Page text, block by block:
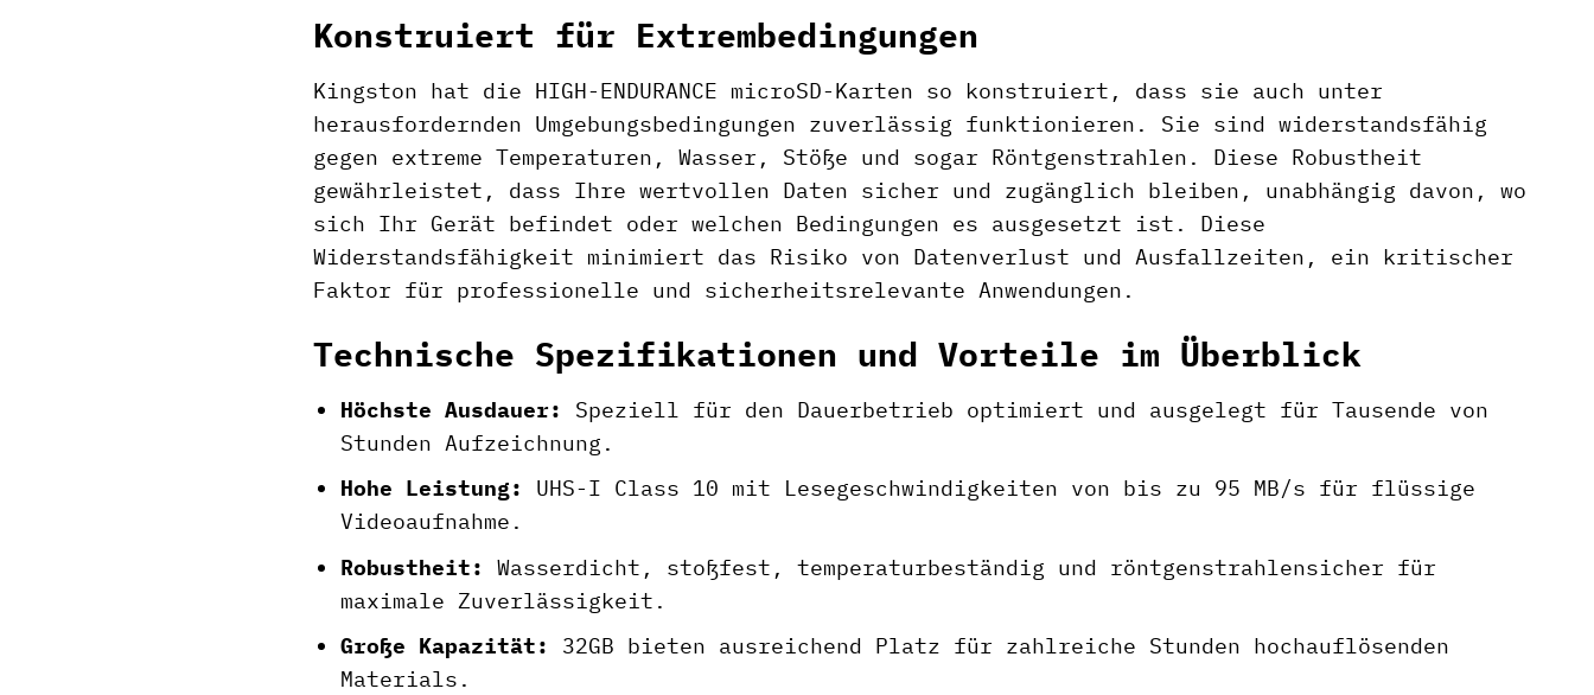
Konstruiert für Extrembedingungen
Kingston hat die HIGH-ENDURANCE microSD-Karten so konstruiert, dass sie auch unter
herausfordernden Umgebungsbedingungen zuverlässig funktionieren. Sie sind widerstandsfähig
gegen extreme Temperaturen, Wasser, Stöße und sogar Röntgenstrahlen. Diese Robustheit
gewährleistet, dass Ihre wertvollen Daten sicher und zugänglich bleiben, unabhängig davon, wo
sich Ihr Gerät befindet oder welchen Bedingungen es ausgesetzt ist. Diese
Widerstandsfähigkeit minimiert das Risiko von Datenverlust und Ausfallzeiten, ein kritischer
Faktor für professionelle und sicherheitsrelevante Anwendungen.
Technische Spezifikationen und Vorteile im Überblick
Höchste Ausdauer:
Speziell für den Dauerbetrieb optimiert und ausgelegt für Tausende von
Stunden Aufzeichnung.
Hohe Leistung:
UHS-I Class 10 mit Lesegeschwindigkeiten von bis zu 95 MB/s für flüssige
Videoaufnahme.
Robustheit:
Wasserdicht, stoßfest, temperaturbeständig und röntgenstrahlensicher für
maximale Zuverlässigkeit.
Große Kapazität:
32GB bieten ausreichend Platz für zahlreiche Stunden hochauflösenden
Materials.